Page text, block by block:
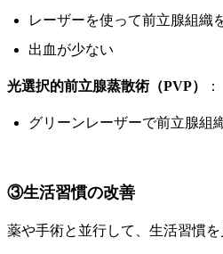
レーザーを使って前立腺組織
出血が少ない
光選択的前立腺蒸散術（PVP） ：
グリーンレーザーで前立腺組
③生活習慣の改善
薬や手術と並行して、生活習慣を